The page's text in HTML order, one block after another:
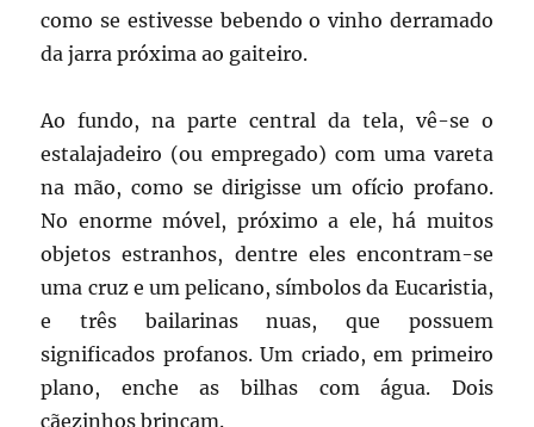
como se estivesse bebendo o vinho derramado
da jarra próxima ao gaiteiro.
Ao fundo, na parte central da tela, vê-se o
estalajadeiro (ou empregado) com uma vareta
na mão, como se dirigisse um ofício profano.
No enorme móvel, próximo a ele, há muitos
objetos estranhos, dentre eles encontram-se
uma cruz e um pelicano, símbolos da Eucaristia,
e três bailarinas nuas, que possuem
significados profanos. Um criado, em primeiro
plano, enche as bilhas com água. Dois
cãezinhos brincam.